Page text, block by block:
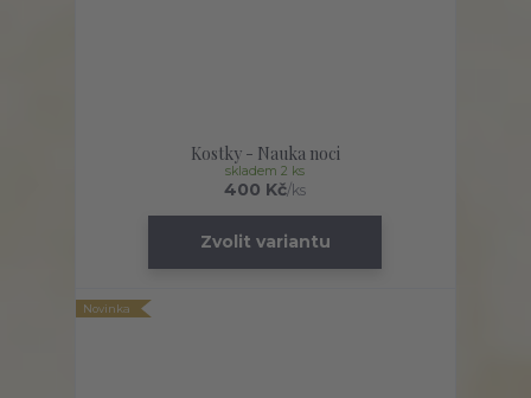
Kostky - Nauka noci
400 Kč/ks
skladem 2 ks
Zvolit variantu
Novinka